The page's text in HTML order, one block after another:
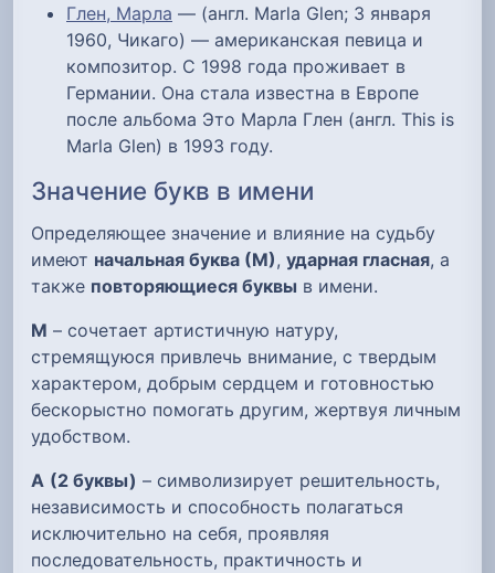
Глен, Марла — (англ. Marla Glen; 3 января
1960, Чикаго) — американская певица и
композитор. С 1998 года проживает в
Германии. Она стала известна в Европе
после альбома Это Марла Глен (англ. This is
Marla Glen) в 1993 году.
Значение букв в имени
Определяющее значение и влияние на судьбу
имеют начальная буква (М), ударная гласная, а
также повторяющиеся буквы в имени.
М – сочетает артистичную натуру,
стремящуюся привлечь внимание, с твердым
характером, добрым сердцем и готовностью
бескорыстно помогать другим, жертвуя личным
удобством.
А (2 буквы) – символизирует решительность,
независимость и способность полагаться
исключительно на себя, проявляя
последовательность, практичность и